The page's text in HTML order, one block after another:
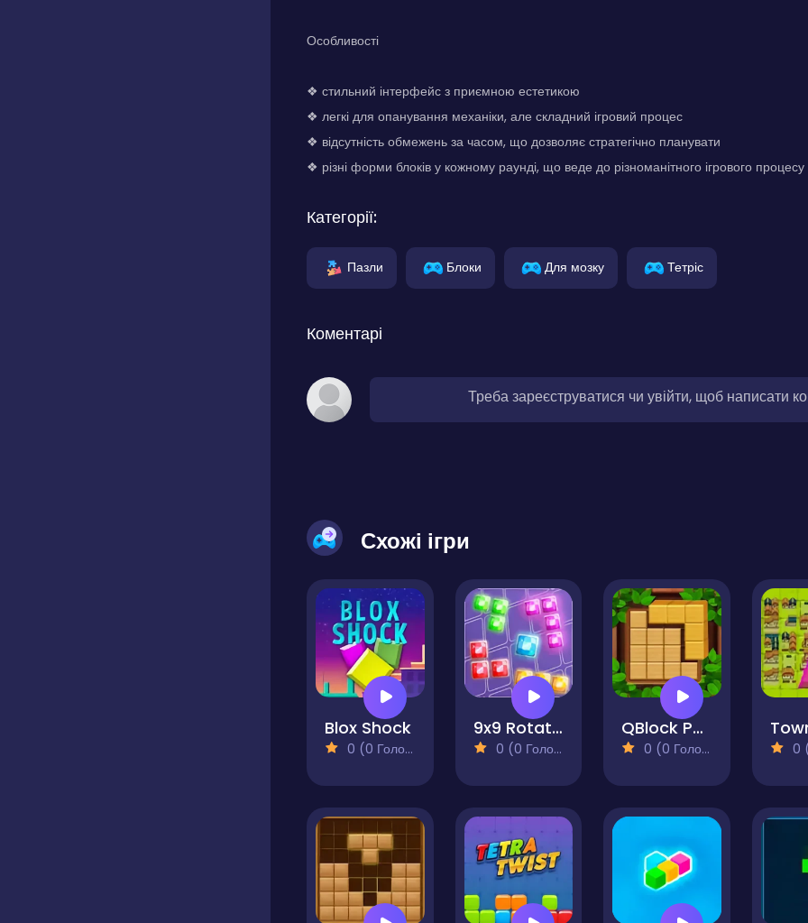
Особливості
❖ стильний інтерфейс з приємною естетикою
❖ легкі для опанування механіки, але складний ігровий процес
❖ відсутність обмежень за часом, що дозволяє стратегічно планувати
❖ різні форми блоків у кожному раунді, що веде до різноманітного ігрового процесу
Категорії:
Пазли Блоки Для мозку Тетріс
Коментарі
Треба зареєструватися чи увійти, щоб написати
Схожі ігри
Blox Shock
0 (0 Голосів)
9x9 Rotate and Flip
0 (0 Голосів)
QBlock Puzzle
0 (0 Голосів) 0